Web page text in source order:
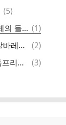
댓
(5)
[스포르트-카를로스 몬포트] 바르사, 쿤데 제의 들어볼 의향...이적시 RB 영입 추진 댓
글
(1)
[MD-로저 토레요] 플릭, ST 영입 우선시...알바레스 목표
댓
(2)
[마테오 모레토] 월드컵 전까지 코나테와 둠프리스 영입을 목표로 하는 레알 마드리드
댓
(3)